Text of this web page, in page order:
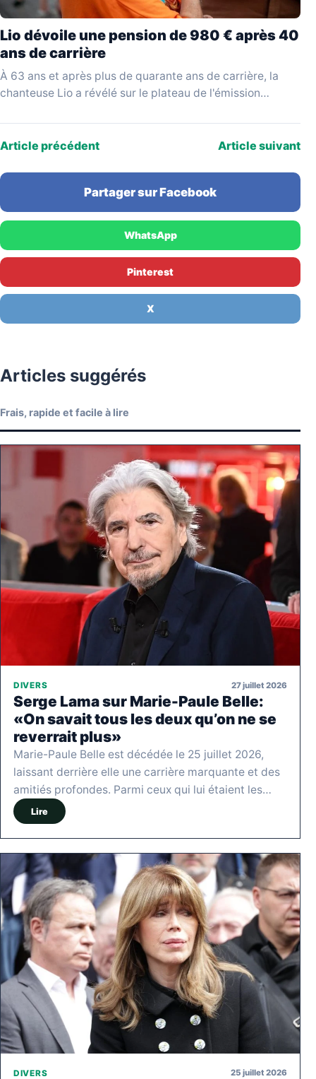
Lio dévoile une pension de 980 € après 40
ans de carrière
À 63 ans et après plus de quarante ans de carrière, la
chanteuse Lio a révélé sur le plateau de l'émission
Article précédent Article suivant
Partager sur Facebook
WhatsApp
Pinterest
X
Articles suggérés
Frais, rapide et facile à lire
DIVERS 27 juillet 2026
Serge Lama sur Marie-Paule Belle:
«On savait tous les deux qu’on ne se
reverrait plus»
Marie-Paule Belle est décédée le 25 juillet 2026,
laissant derrière elle une carrière marquante et des
amitiés profondes. Parmi ceux qui lui étaient les…
Lire
DIVERS 25 juillet 2026